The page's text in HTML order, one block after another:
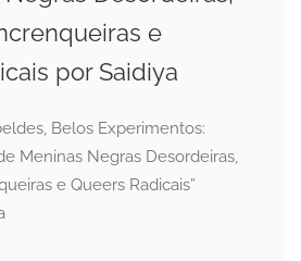
e
por Saidiya
Belos Experimentos:
Meninas Negras Desordeiras,
e Queers Radicais”